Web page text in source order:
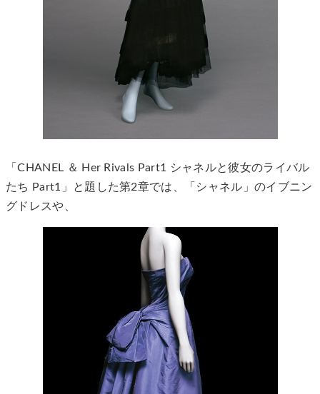
「CHANEL ＆ Her Rivals Part1 シャネルと彼女のライバル
たち Part1」と題した第2章では、「シャネル」のイブニン
グドレスや、